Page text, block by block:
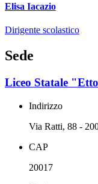
Elisa Iacazio
Dirigente scolastico
Sede
Liceo Statale
Indirizzo
Via Ratti, 88 -
CAP
20017